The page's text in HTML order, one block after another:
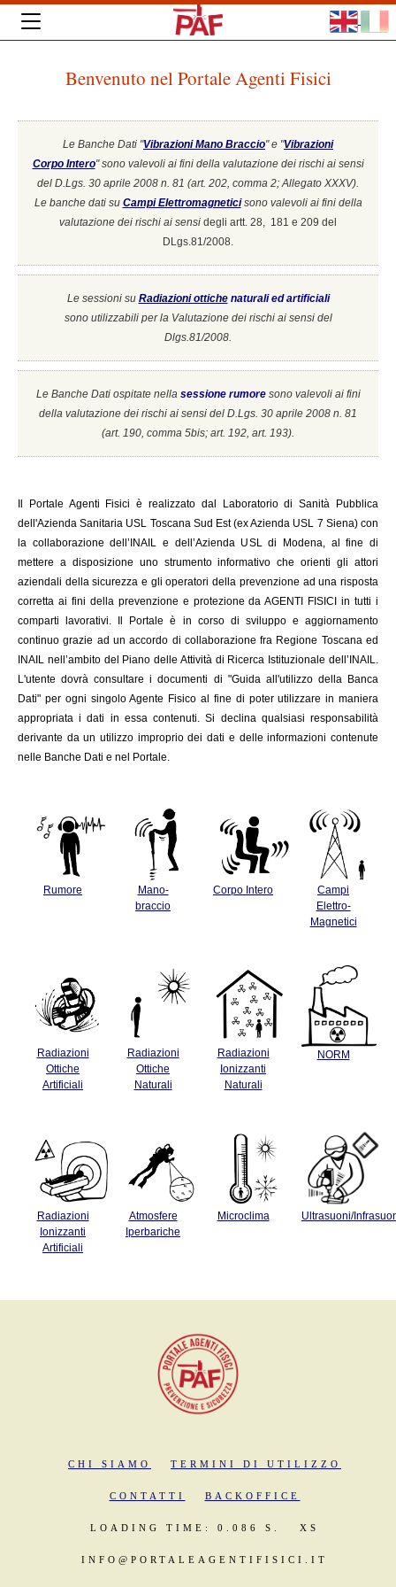
Benvenuto nel Portale Agenti Fisici
Le Banche Dati "Vibrazioni Mano Braccio" e "Vibrazioni
Corpo Intero"sono valevoli ai fini della valutazione dei rischi ai sensi
del D.Lgs. 30 aprile 2008 n. 81 (art. 202, comma 2; Allegato XXXV).
Le banche dati su Campi Elettromagneticisono valevoli ai fini della
valutazione dei rischi ai sensi degli artt. 28, 181 e 209 del
DLgs.81/2008.
Le sessioni su Radiazioni ottiche naturali ed artificiali
sono utilizzabili per la Valutazione dei rischi ai sensi del
Dlgs.81/2008.
Le Banche Dati ospitate nella sessione rumore sono valevoli ai fini
della valutazione dei rischi ai sensi del D.Lgs. 30 aprile 2008 n. 81
(art. 190, comma 5bis; art. 192, art. 193).
Portale Agenti Fisici è realizzato dal Laboratorio di Sanità Pubblica
dell'Azienda Sanitaria USL Toscana Sud Est (ex Azienda USL 7 Siena) con
la collaborazione dell’INAIL e dell’Azienda USL di Modena, al fine di
mettere a disposizione uno strumento informativo che orienti gli attori
aziendali della sicurezza e gli operatori della prevenzione ad una risposta
corretta ai fini della prevenzione e protezione da AGENTI FISICI in tutti i
comparti lavorativi. Il Portale è in corso di sviluppo e aggiornamento
continuo grazie ad un accordo di collaborazione fra Regione Toscana ed
INAIL nell’ambito del Piano delle Attività di Ricerca Istituzionale dell’INAIL.
L'utente dovrà consultare i documenti di "Guida all'utilizzo della Banca
Dati" per ogni singolo Agente Fisico al fine di poter utilizzare in maniera
appropriata i dati in essa contenuti. Si declina qualsiasi responsabilità
derivante da un utilizzo improprio dei dati e delle informazioni contenute
nelle Banche Dati e nel Portale.
Rumore
Mano-
braccio
Corpo Intero
Campi
Elettro-
Magnetici
Radiazioni
Ottiche
Artificiali
Radiazioni
Ottiche
Naturali
Radiazioni
Ionizzanti
Naturali
NORM
Radiazioni
Ionizzanti
Artificiali
Atmosfere
Iperbariche
Microclima Ultrasuoni/
CHI SIAMO TERMINI DI UTILIZZO
CONTATTI BACKOFFICE
LOADING TIME: 0.086 S. XS
INFO@PORTALEAGENTIFISICI.IT